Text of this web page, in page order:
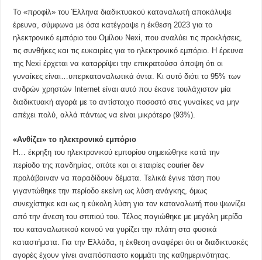
Το «προφίλ» του Έλληνα διαδικτυακού καταναλωτή αποκάλυψε
έρευνα, σύμφωνα με όσα κατέγραψε η έκθεση 2023 για το
ηλεκτρονικό εμπόριο του Ομίλου Nexi, που αναλύει τις προκλήσεις,
τις συνθήκες και τις ευκαιρίες για το ηλεκτρονικό εμπόριο. Η έρευνα
της Nexi έρχεται να καταρρίψει την επικρατούσα άποψη ότι οι
γυναίκες είναι…υπερκαταναλωτικά όντα. Κι αυτό διότι το 95% των
ανδρών χρηστών Internet είναι αυτό που έκανε τουλάχιστον μία
διαδικτυακή αγορά με το αντίστοιχο ποσοστό στις γυναίκες να μην
απέχει πολύ, αλλά πάντως να είναι μικρότερο (93%).
«Ανθίζει» το ηλεκτρονικό εμπόριο
Η… έκρηξη του ηλεκτρονικού εμπορίου σημειώθηκε κατά την
περίοδο της πανδημίας, οπότε και οι εταιρίες courier δεν
προλάβαιναν να παραδίδουν δέματα. Τελικά έγινε τάση που
γιγαντώθηκε την περίοδο εκείνη ως λύση ανάγκης, όμως
συνεχίστηκε και ως η εύκολη λύση για τον καταναλωτή που ψωνίζει
από την άνεση του σπιτιού του. Τέλος παγιώθηκε με μεγάλη μερίδα
του καταναλωτικού κοινού να γυρίζει την πλάτη στα φυσικά
καταστήματα. Για την Ελλάδα, η έκθεση αναφέρει ότι οι διαδικτυακές
αγορές έχουν γίνει αναπόσπαστο κομμάτι της καθημερινότητας.